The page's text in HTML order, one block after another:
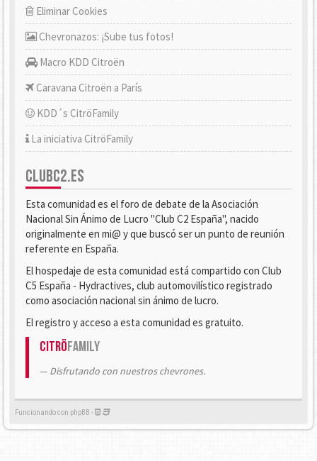
Eliminar Cookies
Chevronazos: ¡Sube tus fotos!
Macro KDD Citroën
Caravana Citroën a París
KDD´s CitröFamily
La iniciativa CitröFamily
CLUBC2.ES
Esta comunidad es el foro de debate de la Asociación
Nacional Sin Ánimo de Lucro "Club C2 España", nacido
originalmente en mi@ y que buscó ser un punto de reunión
referente en España.
El hospedaje de esta comunidad está compartido con Club
C5 España - Hydractives, club automovilístico registrado
como asociación nacional sin ánimo de lucro.
El registro y acceso a esta comunidad es gratuito.
CitröFamily
Disfrutando con nuestros chevrones.
Funcionando con phpBB -